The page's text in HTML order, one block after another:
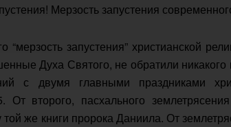
Мерзость запустения
“мерзость запустения” христианской
Духа Святого, не обратили
с двумя главными праздниками
От второго, пасхального
той же книги пророка Даниила. От